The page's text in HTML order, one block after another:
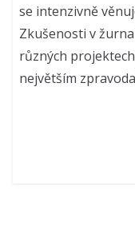
se intenzivně
Zkušenosti v
různých
největším